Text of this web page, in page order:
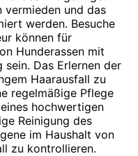
vermieden und das
werden. Besuche
können für
Hunderassen mit
Das Erlernen der
Haarausfall zu
regelmäßige Pflege
hochwertigen
Reinigung des
im Haushalt von
zu kontrollieren.